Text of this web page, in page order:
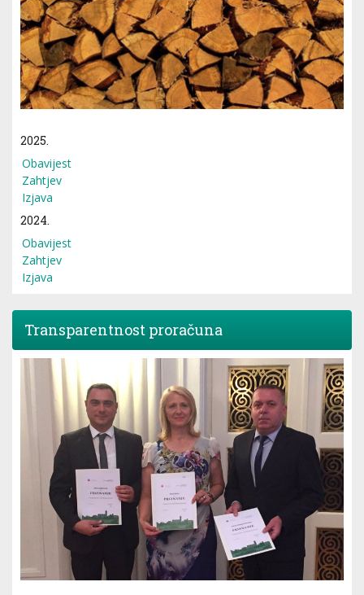
2025.
Obavijest
Zahtjev
Izjava
2024.
Obavijest
Zahtjev
Izjava
Transparentnost proračuna